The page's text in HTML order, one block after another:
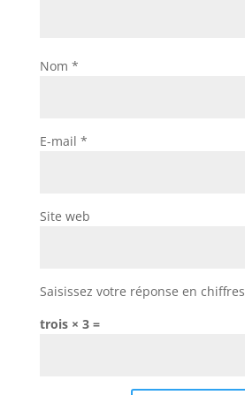
Nom *
E-mail *
Site web
Saisissez votre réponse en chiffres
trois × 3 =